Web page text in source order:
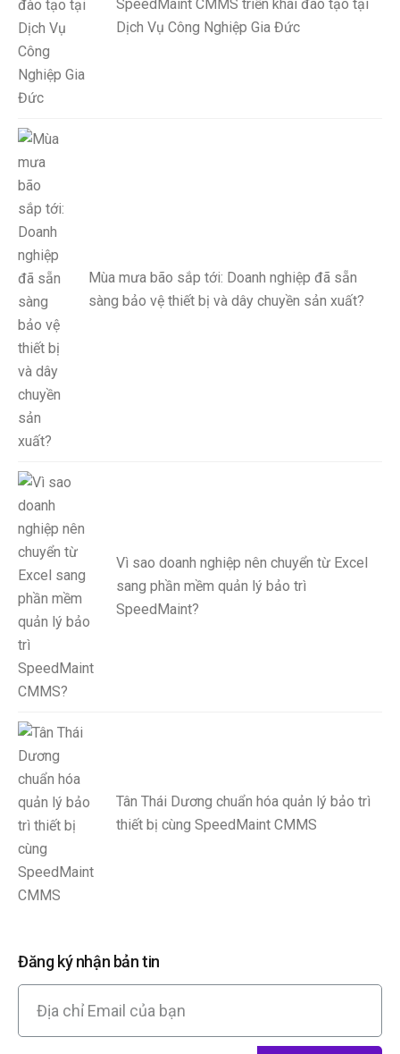
SpeedMaint CMMS triển khai đào tạo tại
Dịch Vụ Công Nghiệp Gia Đức
Mùa mưa bão sắp tới: Doanh nghiệp đã sẵn
sàng bảo vệ thiết bị và dây chuyền sản xuất?
Vì sao doanh nghiệp nên chuyển từ Excel
sang phần mềm quản lý bảo trì
SpeedMaint?
Tân Thái Dương chuẩn hóa quản lý bảo trì
thiết bị cùng SpeedMaint CMMS
Đăng ký nhận bản tin